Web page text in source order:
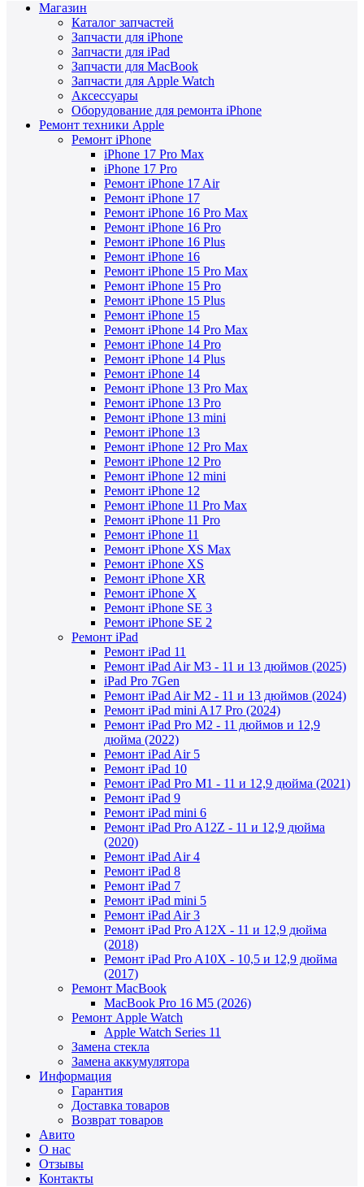
Магазин
Каталог запчастей
Запчасти для iPhone
Запчасти для iPad
Запчасти для MacBook
Запчасти для Apple Watch
Аксессуары
Оборудование для ремонта iPhone
Ремонт техники Apple
Ремонт iPhone
iPhone 17 Pro Max
iPhone 17 Pro
Ремонт iPhone 17 Air
Ремонт iPhone 17
Ремонт iPhone 16 Pro Max
Ремонт iPhone 16 Pro
Ремонт iPhone 16 Plus
Ремонт iPhone 16
Ремонт iPhone 15 Pro Max
Ремонт iPhone 15 Pro
Ремонт iPhone 15 Plus
Ремонт iPhone 15
Ремонт iPhone 14 Pro Max
Ремонт iPhone 14 Pro
Ремонт iPhone 14 Plus
Ремонт iPhone 14
Ремонт iPhone 13 Pro Max
Ремонт iPhone 13 Pro
Ремонт iPhone 13 mini
Ремонт iPhone 13
Ремонт iPhone 12 Pro Max
Ремонт iPhone 12 Pro
Ремонт iPhone 12 mini
Ремонт iPhone 12
Ремонт iPhone 11 Pro Max
Ремонт iPhone 11 Pro
Ремонт iPhone 11
Ремонт iPhone XS Max
Ремонт iPhone XS
Ремонт iPhone XR
Ремонт iPhone X
Ремонт iPhone SE 3
Ремонт iPhone SE 2
Ремонт iPad
Ремонт iPad 11
Ремонт iPad Air M3 - 11 и 13 дюймов (2025)
iPad Pro 7Gen
Ремонт iPad Air M2 - 11 и 13 дюймов (2024)
Ремонт iPad mini A17 Pro (2024)
Ремонт iPad Pro M2 - 11 дюймов и 12,9
дюйма (2022)
Ремонт iPad Air 5
Ремонт iPad 10
Ремонт iPad Pro M1 - 11 и 12,9 дюйма (2021)
Ремонт iPad 9
Ремонт iPad mini 6
Ремонт iPad Pro A12Z - 11 и 12,9 дюйма
(2020)
Ремонт iPad Air 4
Ремонт iPad 8
Ремонт iPad 7
Ремонт iPad mini 5
Ремонт iPad Air 3
Ремонт iPad Pro A12X - 11 и 12,9 дюйма
(2018)
Ремонт iPad Pro A10X - 10,5 и 12,9 дюйма
(2017)
Ремонт MacBook
MacBook Pro 16 M5 (2026)
Ремонт Apple Watch
Apple Watch Series 11
Замена стекла
Замена аккумулятора
Информация
Гарантия
Доставка товаров
Возврат товаров
Авито
О нас
Отзывы
Контакты